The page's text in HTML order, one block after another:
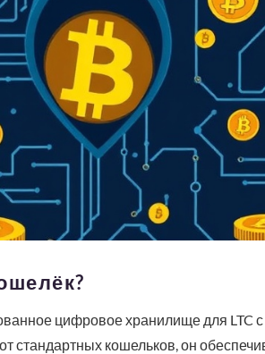
цифровое хранилище для LTC
стандартных кошельков, он